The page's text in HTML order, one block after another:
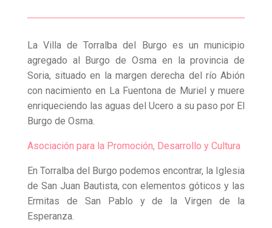
La Villa de Torralba del Burgo es un municipio
agregado al Burgo de Osma en la provincia de
Soria, situado en la margen derecha del río Abión
con nacimiento en La Fuentona de Muriel y muere
enriqueciendo las aguas del Ucero a su paso por El
Burgo de Osma.
Asociación para la Promoción, Desarrollo y Cultura
En Torralba del Burgo podemos encontrar, la Iglesia
de San Juan Bautista, con elementos góticos y las
Ermitas de San Pablo y de la Virgen de la
Esperanza.